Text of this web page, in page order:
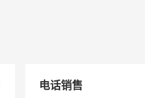
电话销售